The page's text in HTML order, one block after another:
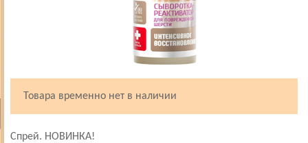
Товара временно нет в наличии
Спрей. НОВИНКА!